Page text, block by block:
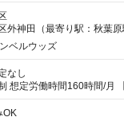
外神田（最寄り駅：秋葉原
ベルウッズ
なし
時間160時間/月 【シフト例】 ・8：00
OK